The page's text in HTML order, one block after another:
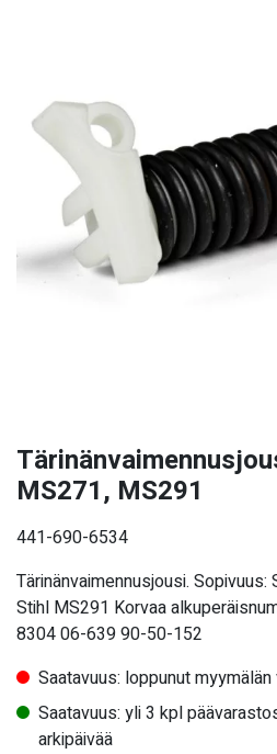
MS271, MS291
441-690-6534
Tärinänvaimennusjousi.
Stihl MS291 Korvaa
8304 06-639 90-50-152
Saatavuus: loppunut
Saatavuus: yli 3 kpl
arkipäivää